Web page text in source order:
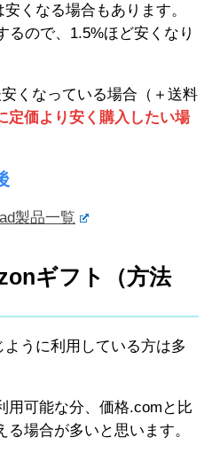
くなる場合もあります。
るので、1.5%ほど安くなり
くなっている場合（＋送料
定価より安く購入したい場
製品一覧
ギフト（方法
うに利用している方は多
用可能な分、価格.comと比
場合が多いと思います。